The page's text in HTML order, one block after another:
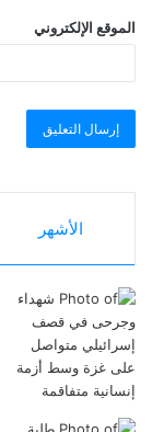
الموقع الإلكتروني
الأشهر